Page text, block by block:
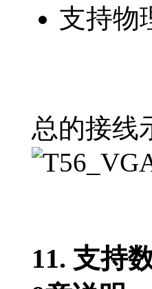
支持物
总的接线
11. 支持